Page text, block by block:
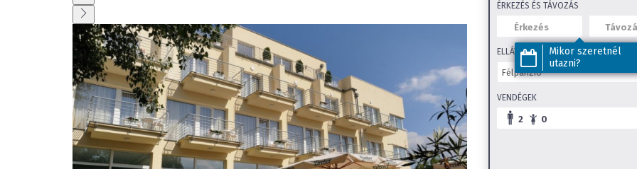
ÉRKEZÉS ÉS TÁVOZÁS
Mikor szeretnél
utazni?
ELLÁTÁS
VENDÉGEK
2 0